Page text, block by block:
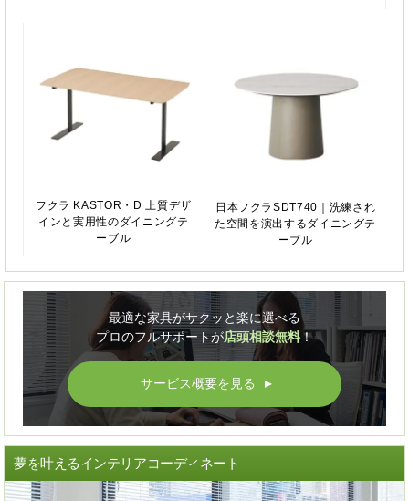
フクラ KASTOR・D 上質デザ
インと実用性のダイニングテ
ーブル
日本フクラSDT740｜洗練され
た空間を演出するダイニングテ
ーブル
最適な家具がサクッと楽に選べる
プロのフルサポートが店頭相談無料！
サービス概要を見る ▲
夢を叶えるインテリアコーディネート